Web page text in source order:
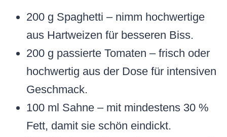
200 g Spaghetti – nimm hochwertige
aus Hartweizen für besseren Biss.
200 g passierte Tomaten – frisch oder
hochwertig aus der Dose für intensiven
Geschmack.
100 ml Sahne – mit mindestens 30 %
Fett, damit sie schön eindickt.